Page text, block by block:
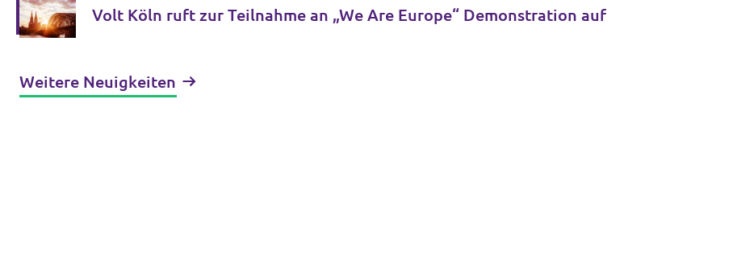
Volt Köln ruft zur Teilnahme an „We Are Europe“ Demonstration auf
Weitere Neuigkeiten